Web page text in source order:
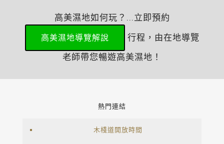
高美濕地如何玩？...立即預約
高美濕地導覽解說
行程，由在地導覽
老師帶您暢遊高美濕地！
熱門連結
木棧道開放時間